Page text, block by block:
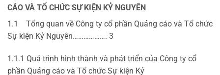
CÁO VÀ TỔ CHỨC SỰ KIỆN KỶ NGUYÊN
1.1 Tổng quan về Công ty cổ phần Quảng cáo và Tổ chức
Sự kiện Kỷ Nguyên………………. 3
1.1.1 Quá trình hình thành và phát triển của Công ty cổ
phần Quảng cáo và Tổ chức Sự kiện Kỷ